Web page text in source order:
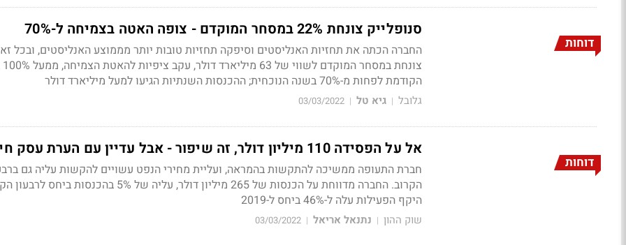
דוחות
סנופלייק צונחת 22% במסחר המוקדם - צופה האטה בצמיחה ל-70%
החברה הכתה את תחזיות האנליסטים וסיפקה תחזיות טובות יותר מממוצע האנליסטים, ובכל
הקודמת לפחות מ-70% בשנה הנוכחית; ההכנסות השנתיות הגיעו למעל מיליארד דולר
גלובל | גיא טל |
03/03/2022
דוחות
אל על הפסידה 110 מיליון דולר, זה שיפור - אבל עדיין עם הערת עסק חי
חברת התעופה ממשיכה להתקשות בהמראה, ועליית מחירי הנפט עשויים להקשות עליה גם
הקרוב. החברה מדווחת על הכנסות של 265 מיליון דולר, עליה של 5% בהכנסות
היקף הפעילות עלה ל-46% ביחס ל-2019
שוק ההון | נתנאל אריאל |
03/03/2022